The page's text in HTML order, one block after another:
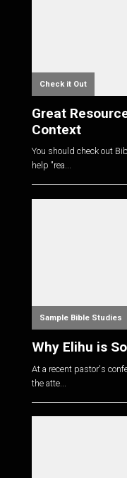
Check it Out
Great
Context
You should check out
help "rea...
Sample Bible Studies
Why Elihu is
At a recent pastor's
the atte...